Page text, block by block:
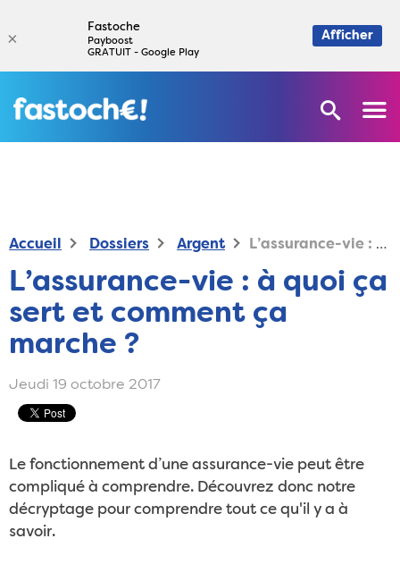
Accueil Dossiers Argent L’assurance-vie : à quoi ça sert et comment ça marche ?
L’assurance-vie : à quoi ça
sert et comment ça
marche ?
Jeudi 19 octobre 2017
Le fonctionnement d’une assurance-vie peut être
compliqué à comprendre. Découvrez donc notre
décryptage pour comprendre tout ce qu'il y a à
savoir.
×
Fastoche
Payboost
GRATUIT - Google Play
Afficher